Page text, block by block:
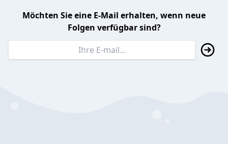
Möchten Sie eine E-Mail erhalten, wenn neue
Folgen verfügbar sind?